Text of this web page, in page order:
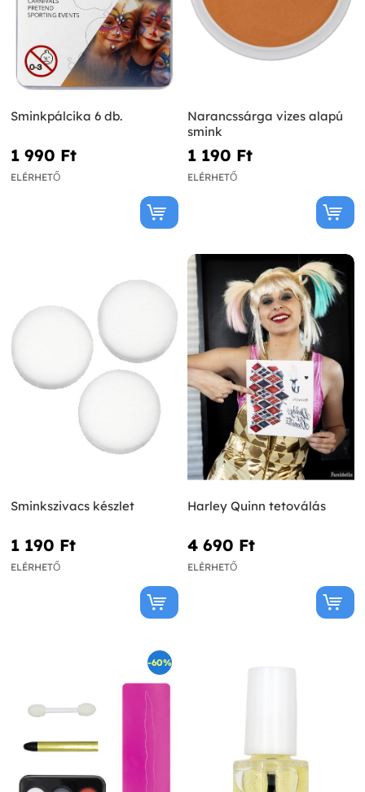
Sminkpálcika 6 db.
1 990 Ft‎
ELÉRHETŐ
Narancssárga vizes alapú
smink
1 190 Ft‎
ELÉRHETŐ
Sminkszivacs készlet
1 190 Ft‎
ELÉRHETŐ
Harley Quinn tetoválás
4 690 Ft‎
ELÉRHETŐ
-60%